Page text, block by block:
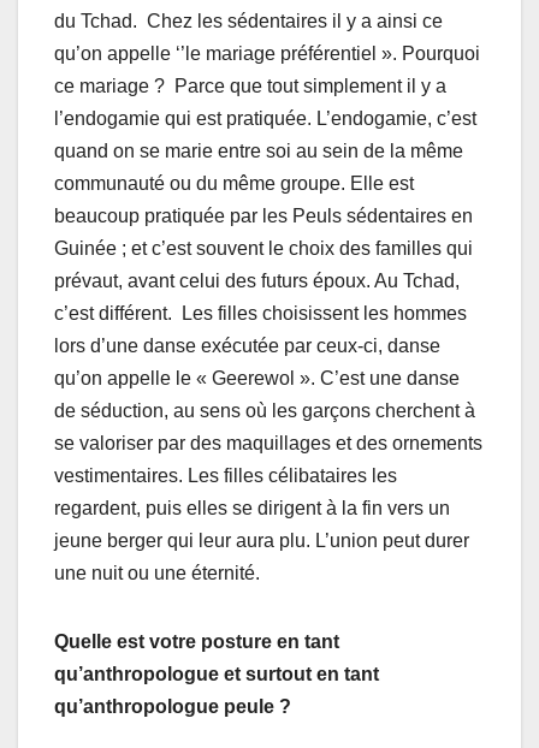
du Tchad. Chez les sédentaires il y a ainsi ce
qu’on appelle ‘’le mariage préférentiel ». Pourquoi
ce mariage ? Parce que tout simplement il y a
l’endogamie qui est pratiquée. L’endogamie, c’est
quand on se marie entre soi au sein de la même
communauté ou du même groupe. Elle est
beaucoup pratiquée par les Peuls sédentaires en
Guinée ; et c’est souvent le choix des familles qui
prévaut, avant celui des futurs époux. Au Tchad,
c’est différent. Les filles choisissent les hommes
lors d’une danse exécutée par ceux-ci, danse
qu’on appelle le « Geerewol ». C’est une danse
de séduction, au sens où les garçons cherchent à
se valoriser par des maquillages et des ornements
vestimentaires. Les filles célibataires les
regardent, puis elles se dirigent à la fin vers un
jeune berger qui leur aura plu. L’union peut durer
une nuit ou une éternité.
Quelle est votre posture en tant
qu’anthropologue et surtout en tant
qu’anthropologue peule ?